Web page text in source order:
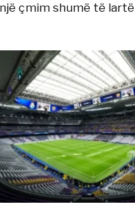
çmim shumë të lartë